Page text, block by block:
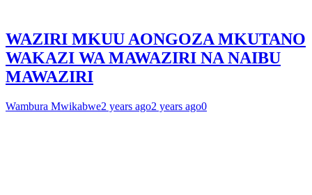
WAZIRI MKUU AONGOZA MKUTANO
WAKAZI WA MAWAZIRI NA NAIBU
MAWAZIRI
Wambura Mwikabwe2 years ago2 years ago0